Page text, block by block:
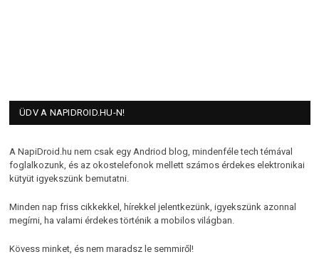
ÜDV A NAPIDROID.HU-N!
A NapiDroid.hu nem csak egy Andriod blog, mindenféle tech témával
foglalkozunk, és az okostelefonok mellett számos érdekes elektronikai
kütyüt igyekszünk bemutatni.
Minden nap friss cikkekkel, hírekkel jelentkezünk, igyekszünk azonnal
megírni, ha valami érdekes történik a mobilos világban.
Kövess minket, és nem maradsz le semmiről!